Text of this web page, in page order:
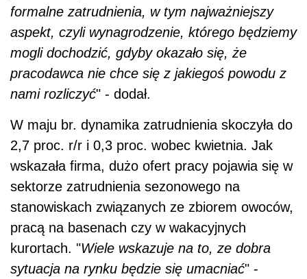
formalne zatrudnienia, w tym najważniejszy
aspekt, czyli wynagrodzenie, którego będziemy
mogli dochodzić, gdyby okazało się, że
pracodawca nie chce się z jakiegoś powodu z
nami rozliczyć" - dodał.
W maju br. dynamika zatrudnienia skoczyła do
2,7 proc. r/r i 0,3 proc. wobec kwietnia. Jak
wskazała firma, dużo ofert pracy pojawia się w
sektorze zatrudnienia sezonowego na
stanowiskach związanych ze zbiorem owoców,
pracą na basenach czy w wakacyjnych
kurortach. "Wiele wskazuje na to, ze dobra
sytuacja na rynku będzie się umacniać" -